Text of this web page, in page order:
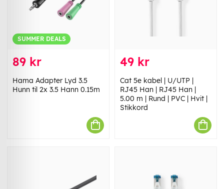
SUMMER DEALS
89 kr
Hama Adapter Lyd 3.5
Hunn til 2x 3.5 Hann 0.15m
49 kr
Cat 5e kabel | U/UTP |
RJ45 Han | RJ45 Han |
5.00 m | Rund | PVC | Hvit |
Stikkord